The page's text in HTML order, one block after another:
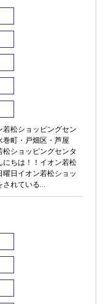
ッピングセン
巻町・戸畑区・芦屋
ショッピングセンタ
にちは！！イオン若松
日イオン若松ショッ
れている...